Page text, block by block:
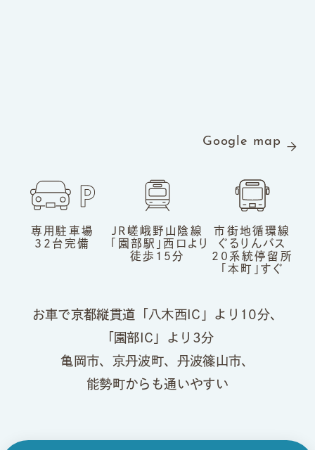
Google map
専用駐車場
32台完備
JR嵯峨野山陰線
「園部駅」 西口より
徒歩15分
市街地循環線
ぐるりんバス
20系統停留所
「本町」すぐ
お車で京都縦貫道「八木西IC」より10分、
「園部IC」より3分
亀岡市、京丹波町、丹波篠山市、
能勢町からも通いやすい